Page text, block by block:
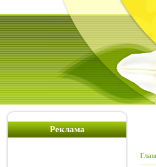
Реклама